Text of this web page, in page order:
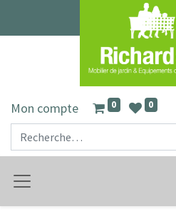
Mon compte 0 0